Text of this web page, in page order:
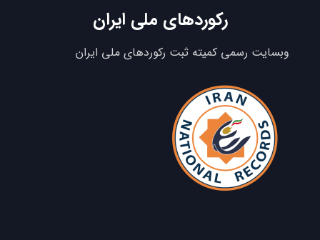
رکوردهای ملی ایران
وبسایت رسمی کمیته ثبت رکوردهای ملی ایران